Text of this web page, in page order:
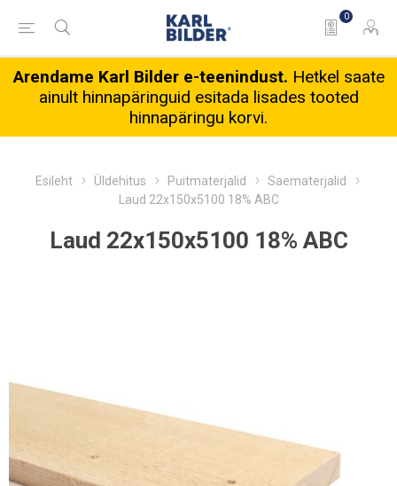
0
Arendame Karl Bilder e-teenindust. Hetkel saate
ainult hinnapäringuid esitada lisades tooted
hinnapäringu korvi.
Esileht Üldehitus Puitmaterjalid
Saematerjalid
Laud 22x150x5100 18% ABC
Laud 22x150x5100 18% ABC